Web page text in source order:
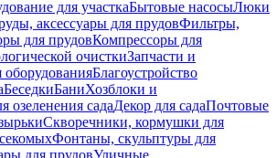
для участкаБытовые насосыЛюки
аксессуары для прудовФильтры,
для прудовКомпрессоры для
очисткиЗапчасти и
Благоустройство
БеседкиБаниХозблоки и
озеленения садаДекор для садаПочтовые
Скворечники, кормушки для
Фонтаны, скульптуры для
для прудовУличные